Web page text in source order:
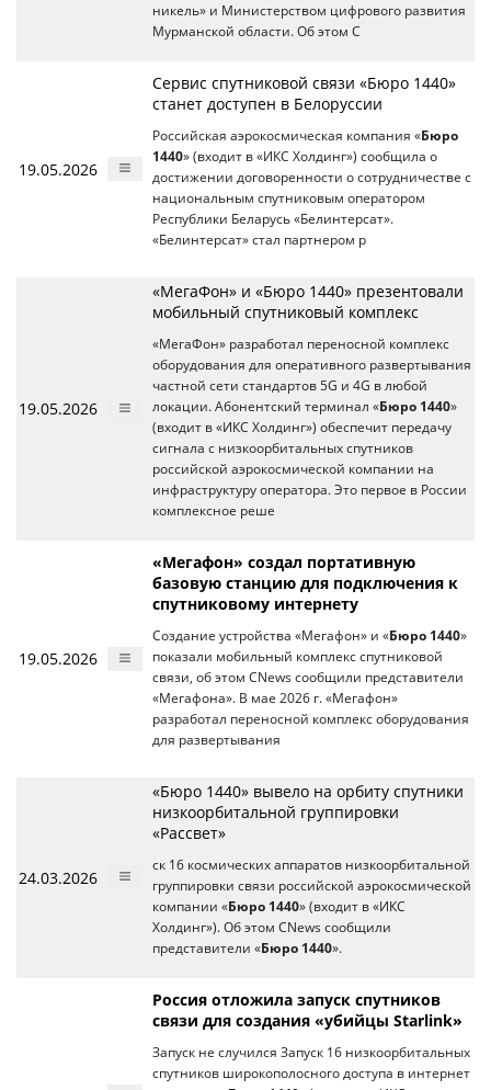
никель» и Министерством цифрового развития
Мурманской области. Об этом C
19.05.2026
Сервис спутниковой связи «Бюро 1440»
станет доступен в Белоруссии
Российская аэрокосмическая компания «Бюро
1440» (входит в «ИКС Холдинг») сообщила о
достижении договоренности о сотрудничестве с
национальным спутниковым оператором
Республики Беларусь «Белинтерсат».
«Белинтерсат» стал партнером р
19.05.2026
«МегаФон» и «Бюро 1440» презентовали
мобильный спутниковый комплекс
«МегаФон» разработал переносной комплекс
оборудования для оперативного развертывания
частной сети стандартов 5G и 4G в любой
локации. Абонентский терминал «Бюро 1440»
(входит в «ИКС Холдинг») обеспечит передачу
сигнала с низкоорбитальных спутников
российской аэрокосмической компании на
инфраструктуру оператора. Это первое в России
комплексное реше
19.05.2026
«Мегафон» создал портативную
базовую станцию для подключения к
спутниковому интернету
Создание устройства «Мегафон» и «Бюро 1440»
показали мобильный комплекс спутниковой
связи, об этом CNews сообщили представители
«Мегафона». В мае 2026 г. «Мегафон»
разработал переносной комплекс оборудования
для развертывания
24.03.2026
«Бюро 1440» вывело на орбиту спутники
низкоорбитальной группировки
«Рассвет»
ск 16 космических аппаратов низкоорбитальной
группировки связи российской аэрокосмической
компании «Бюро 1440» (входит в «ИКС
Холдинг»). Об этом CNews сообщили
представители «Бюро 1440».
Россия отложила запуск спутников
связи для создания «убийцы Starlink»
Запуск не случился Запуск 16 низкоорбитальных
спутников широкополосного доступа в интернет